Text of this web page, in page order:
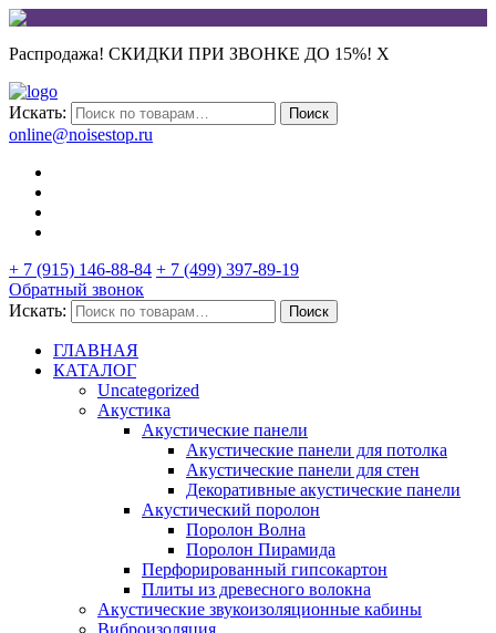
Распродажа! СКИДКИ ПРИ ЗВОНКЕ ДО 15%! X
Искать: Поиск
online@noisestop.ru
+ 7 (915) 146-88-84 + 7 (499) 397-89-19
Обратный звонок
Искать:
Поиск
ГЛАВНАЯ
КАТАЛОГ
Uncategorized
Акустика
Акустические панели
Акустические панели для потолка
Акустические панели для стен
Декоративные акустические панели
Акустический поролон
Поролон Волна
Поролон Пирамида
Перфорированный гипсокартон
Плиты из древесного волокна
Акустические звукоизоляционные кабины
Виброизоляция